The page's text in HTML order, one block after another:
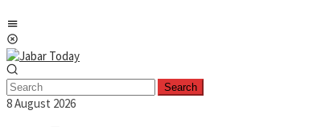
to
content
Search
8 August 2026